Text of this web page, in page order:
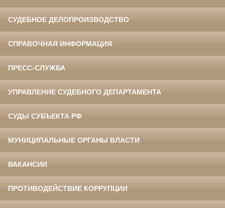
СУДЕБНОЕ ДЕЛОПРОИЗВОДСТВО
СПРАВОЧНАЯ ИНФОРМАЦИЯ
ПРЕСС-СЛУЖБА
УПРАВЛЕНИЕ СУДЕБНОГО ДЕПАРТАМЕНТА
СУДЫ СУБЪЕКТА РФ
МУНИЦИПАЛЬНЫЕ ОРГАНЫ ВЛАСТИ
ВАКАНСИИ
ПРОТИВОДЕЙСТВИЕ КОРРУПЦИИ